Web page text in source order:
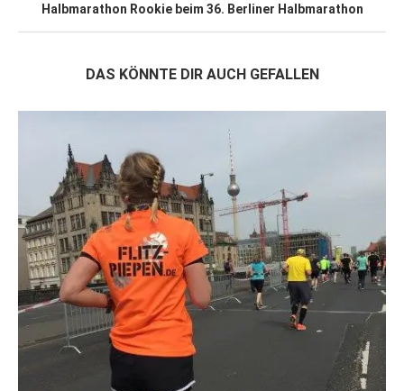
Halbmarathon Rookie beim 36. Berliner Halbmarathon
DAS KÖNNTE DIR AUCH GEFALLEN